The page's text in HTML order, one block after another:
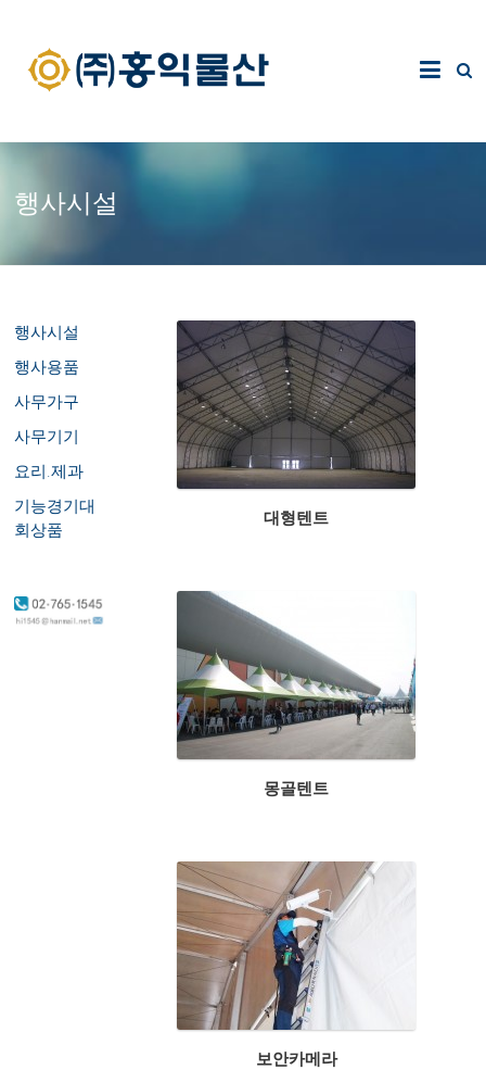
행사시설
대형텐트
몽골텐트
보안카메라
행사시설
행사용품
사무가구
사무기기
요리.제과
기능경기대
회상품